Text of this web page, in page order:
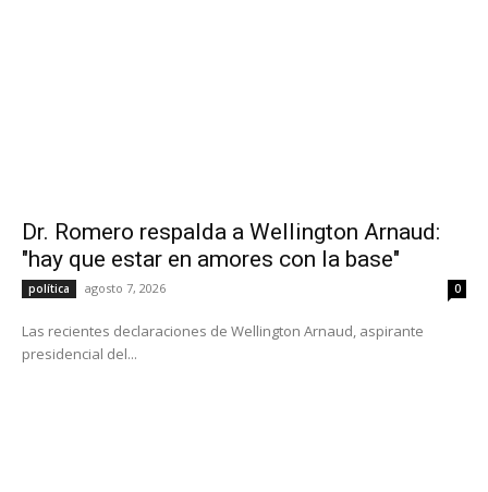
Dr. Romero respalda a Wellington Arnaud:
"hay que estar en amores con la base"
política agosto 7, 2026 0
Las recientes declaraciones de Wellington Arnaud, aspirante
presidencial del...